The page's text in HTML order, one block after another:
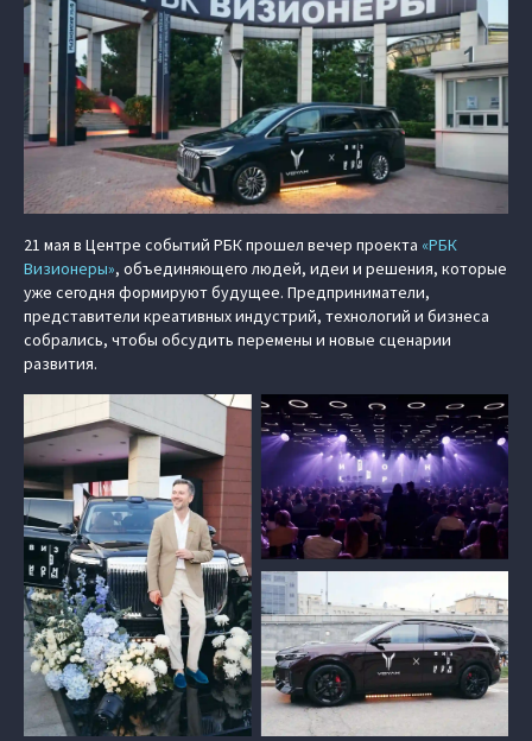
21 мая в Центре событий РБК прошел вечер проекта «РБК
Визионеры», объединяющего людей, идеи и решения, которые
уже сегодня формируют будущее. Предприниматели,
представители креативных индустрий, технологий и бизнеса
собрались, чтобы обсудить перемены и новые сценарии
развития.